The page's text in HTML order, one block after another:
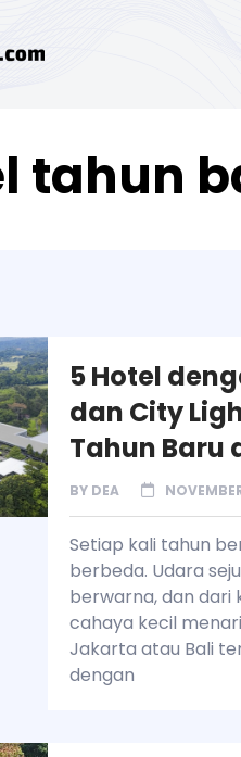
tahun
5 Hotel
dan City
Tahun Baru
BY DEA
Setiap kali tahun
berbeda. Udara
berwarna, dan dari
cahaya kecil
Jakarta atau Bali
dengan